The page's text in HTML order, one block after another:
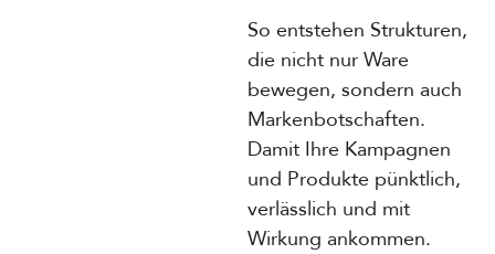
So entstehen Strukturen,
die nicht nur Ware
bewegen, sondern auch
Markenbotschaften.
Damit Ihre Kampagnen
und Produkte pünktlich,
verlässlich und mit
Wirkung ankommen.